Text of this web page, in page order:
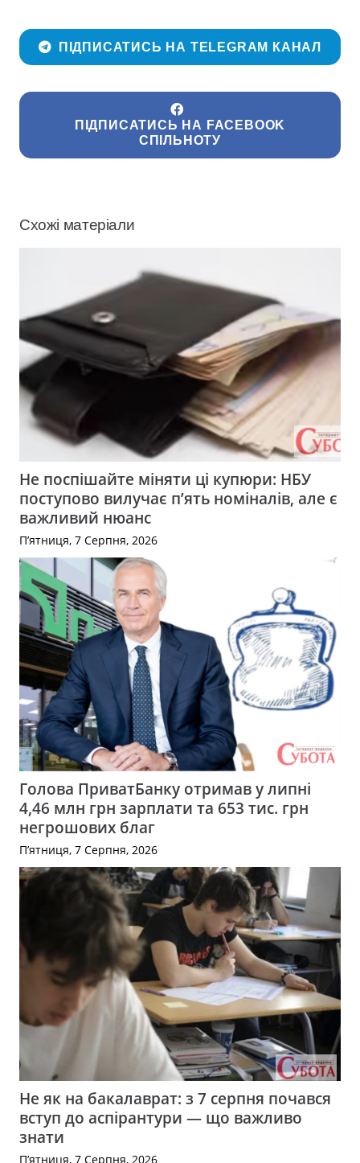
ПІДПИСАТИСЬ НА TELEGRAM КАНАЛ
ПІДПИСАТИСЬ НА FACEBOOK
СПІЛЬНОТУ
Схожі матеріали
Не поспішайте міняти ці купюри: НБУ
поступово вилучає п’ять номіналів, але є
важливий нюанс
П’ятниця, 7 Серпня, 2026
Голова ПриватБанку отримав у липні
4,46 млн грн зарплати та 653 тис. грн
негрошових благ
П’ятниця, 7 Серпня, 2026
Не як на бакалаврат: з 7 серпня почався
вступ до аспірантури — що важливо
знати
П’ятниця, 7 Серпня, 2026